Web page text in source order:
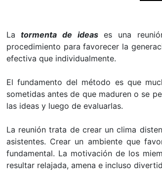
Latormenta de ideases una
procedimiento para favorecer la
efectiva que individualmente.
El fundamento del método es que
sometidas antes de que maduren o se
las ideas y luego de evaluarlas.
La reunión trata de crear un clima
asistentes. Crear un ambiente que
fundamental. La motivación de los
resultar relajada, amena e incluso